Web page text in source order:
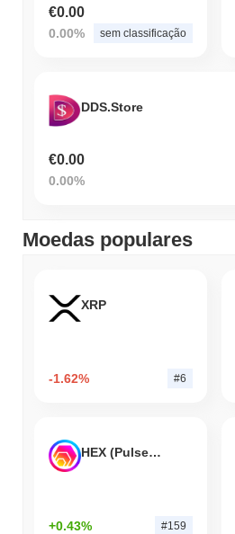
€0.00
0.00% sem classificação
DDS.Store
€0.00
0.00%
Moedas populares
XRP
-1.62% #6
HEX (Pulsechain)
+0.43% #159